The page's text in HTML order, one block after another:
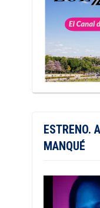
ESTRENO.
MANQUÉ